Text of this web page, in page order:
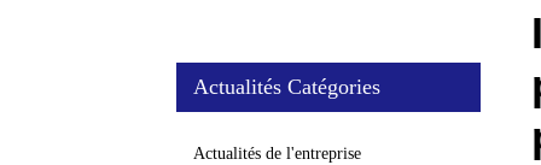
Actualités Catégories
Actualités de l'entreprise